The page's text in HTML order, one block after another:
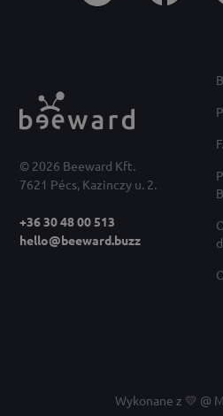
© 2026 Beeward Kft.
7621 Pécs, Kazinczy u. 2.
+36 30 48 00 513
hello@beeward.buzz
Wykonane z 💛 @